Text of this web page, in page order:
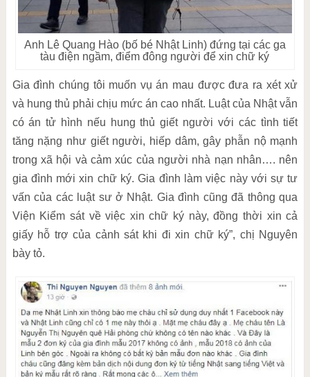
Anh Lê Quang Hào (bố bé Nhật Linh) đứng tại các ga
tàu điện ngầm, điểm đông người để xin chữ ký
Gia đình chúng tôi muốn vụ án mau được đưa ra xét xử
và hung thủ phải chịu mức án cao nhất. Luật của Nhật vẫn
có án tử hình nếu hung thủ giết người với các tình tiết
tăng nặng như giết người, hiếp dâm, gây phẫn nộ mạnh
trong xã hội và cảm xúc của người nhà nạn nhân…. nên
gia đình mới xin chữ ký. Gia đình làm việc này với sự tư
vấn của các luật sư ở Nhật. Gia đình cũng đã thông qua
Viện Kiểm sát về việc xin chữ ký này, đồng thời xin cả
giấy hỗ trợ của cảnh sát khi đi xin chữ ký”, chị Nguyên
bày tỏ.